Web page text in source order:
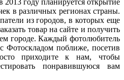
в различных регионах страны.
из городов, в которых еще
товар на сайте и получить
городе. Каждый фотолюбитель
Фотоскладом поближе, посетив
приходите к нам, чтобы
понравившуюся вам